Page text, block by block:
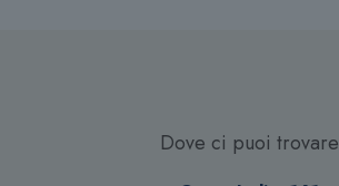
Dove ci puoi trovare